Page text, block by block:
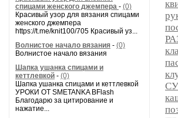
спицами женского джемпера - (0)
Красивый узор для вязания спицами
женского джемпера
https://t.me/knit100/705 Красивый уз...
Волнистое начало вязания - (0)
Волнистое начало вязания
Шапка ушанка спицами и
кеттлевкой - (0)
Шапка ушанка спицами и кеттлевкой
УРОКИ ОТ SMETANKA BFlash
Благодарю за цитирование и
нажатие...